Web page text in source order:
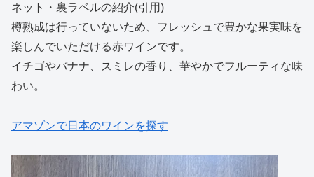
ネット・裏ラベルの紹介(引用)
樽熟成は行っていないため、フレッシュで豊かな果実味を
楽しんでいただける赤ワインです。
イチゴやバナナ、スミレの香り、華やかでフルーティな味
わい。
アマゾンで日本のワインを探す